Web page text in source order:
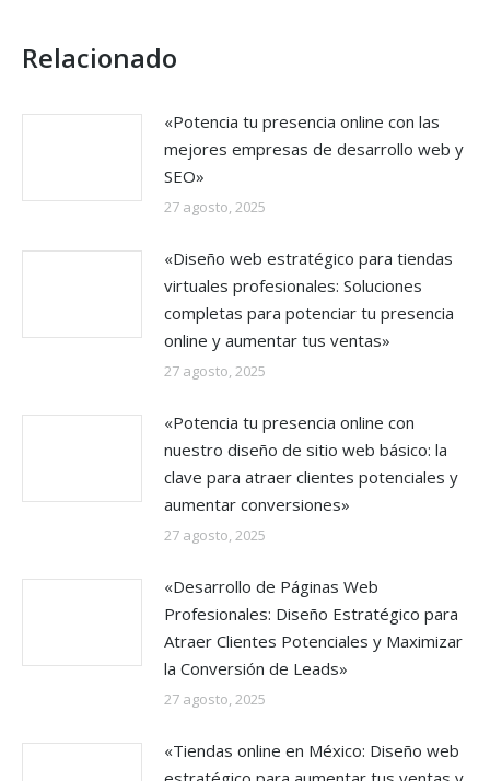
Relacionado
«Potencia tu presencia online con las
mejores empresas de desarrollo web y
SEO»
27 agosto, 2025
«Diseño web estratégico para tiendas
virtuales profesionales: Soluciones
completas para potenciar tu presencia
online y aumentar tus ventas»
27 agosto, 2025
«Potencia tu presencia online con
nuestro diseño de sitio web básico: la
clave para atraer clientes potenciales y
aumentar conversiones»
27 agosto, 2025
«Desarrollo de Páginas Web
Profesionales: Diseño Estratégico para
Atraer Clientes Potenciales y Maximizar
la Conversión de Leads»
27 agosto, 2025
«Tiendas online en México: Diseño web